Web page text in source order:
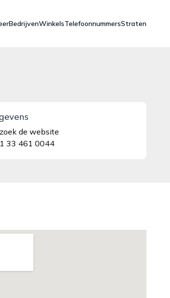
BedrijvenWinkelsTelefoonnummersStraten
de website
33 461 0044